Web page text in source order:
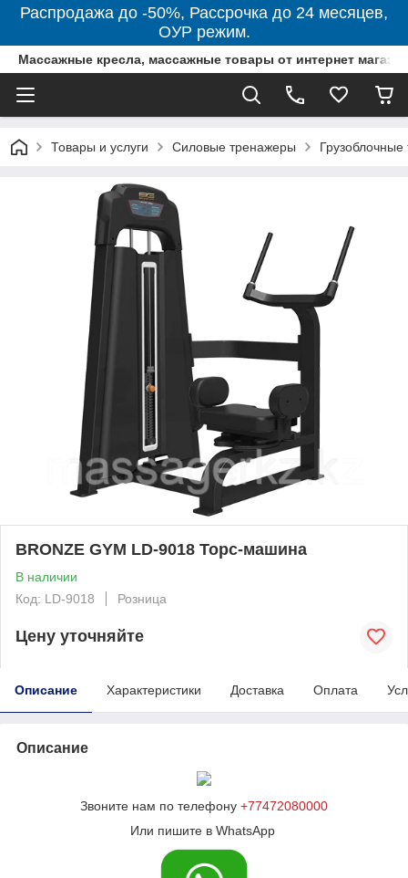
Распродажа до -50%, Рассрочка до 24 месяцев,
ОУР режим.
Массажные кресла, массажные товары от интернет
Товары и услуги Силовые тренажеры
BRONZE GYM LD-9018 Торс-машина
В наличии
Код: LD-9018
Розница
Цену уточняйте
Описание Характеристики Доставка Оплата
Описание
Звоните нам по телефону +77472080000
Или пишите в WhatsApp